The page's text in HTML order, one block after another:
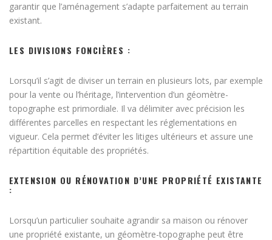
garantir que l’aménagement s’adapte parfaitement au terrain
existant.
LES DIVISIONS FONCIÈRES :
Lorsqu’il s’agit de diviser un terrain en plusieurs lots, par exemple
pour la vente ou l’héritage, l’intervention d’un géomètre-
topographe est primordiale. Il va délimiter avec précision les
différentes parcelles en respectant les réglementations en
vigueur. Cela permet d’éviter les litiges ultérieurs et assure une
répartition équitable des propriétés.
EXTENSION OU RÉNOVATION D’UNE PROPRIÉTÉ EXISTANTE
:
Lorsqu’un particulier souhaite agrandir sa maison ou rénover
une propriété existante, un géomètre-topographe peut être